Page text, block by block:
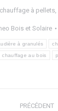
chauffage à pellets,
Bois et Solaire
à granulés
chauffage au bois
PRÉCÉDENT